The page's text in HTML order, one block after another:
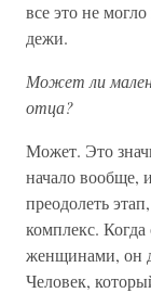
все это не
дежи.
Может ли
отца?
Может. Это
начало вообще,
преодолеть
комплекс. Когда
женщинами, он
Человек,